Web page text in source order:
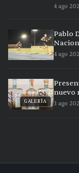
4 ago
Pablo
4 ago
GALERÍA
nuevo
3 ago